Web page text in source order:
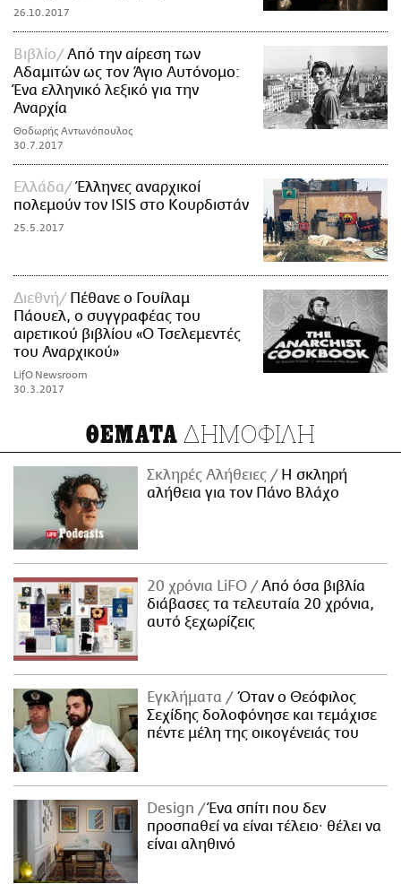
26.10.2017
Βιβλίο
Από την αίρεση των
Αδαμιτών ως τον Άγιο Αυτόνομο:
Ένα ελληνικό λεξικό για την
Αναρχία
Θοδωρής Αντωνόπουλος
30.7.2017
Ελλάδα
Έλληνες αναρχικοί
πολεμούν τον ISIS στο Κουρδιστάν
25.5.2017
Διεθνή
Πέθανε ο Γουίλαμ
Πάουελ, ο συγγραφέας του
αιρετικού βιβλίου «Ο Τσελεμεντές
του Αναρχικού»
LifO Newsroom
30.3.2017
ΘΕΜΑΤΑ ΔΗΜΟΦΙΛΗ
Σκληρές Αλήθειες
H σκληρή
αλήθεια για τον Πάνο Βλάχο
20 χρόνια LiFO
Από όσα βιβλία
διάβασες τα τελευταία 20 χρόνια,
αυτό ξεχωρίζεις
Εγκλήματα
Όταν ο Θεόφιλος
Σεχίδης δολοφόνησε και τεμάχισε
πέντε μέλη της οικογένειάς του
Design
Ένα σπίτι που δεν
προσπαθεί να είναι τέλειο· θέλει να
είναι αληθινό